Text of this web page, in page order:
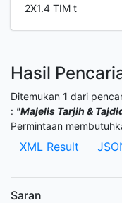
2X1.4 TIM t
Hasil
Ditemukan 1 dari
: "Majelis Tarjih &
Permintaan
XML Result
Saran